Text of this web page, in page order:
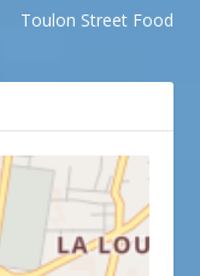
Toulon Street Food